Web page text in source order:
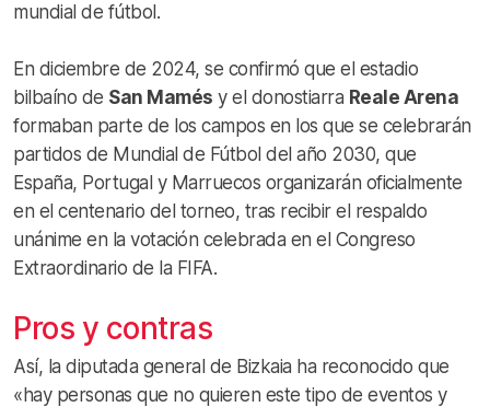
mundial de fútbol.
En diciembre de 2024, se confirmó que el estadio
bilbaíno de San Mamés y el donostiarra Reale Arena
formaban parte de los campos en los que se celebrarán
partidos de Mundial de Fútbol del año 2030, que
España, Portugal y Marruecos organizarán oficialmente
en el centenario del torneo, tras recibir el respaldo
unánime en la votación celebrada en el Congreso
Extraordinario de la FIFA.
Pros y contras
Así, la diputada general de Bizkaia ha reconocido que
«hay personas que no quieren este tipo de eventos y